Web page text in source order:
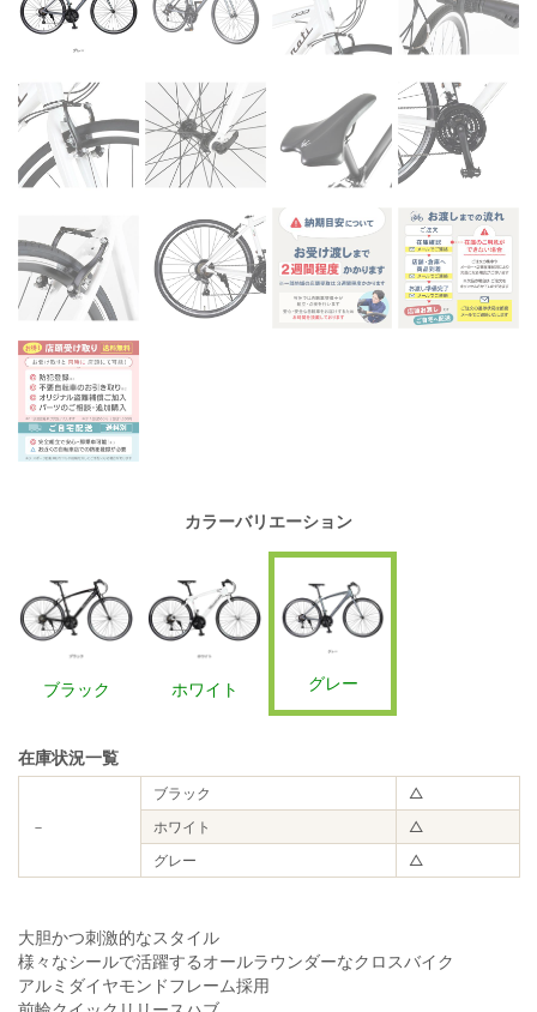
カラーバリエーション
ブラック ホワイト グレー
在庫状況一覧
－
ブラック
△
ホワイト
△
グレー
△
大胆かつ刺激的なスタイル
様々なシールで活躍するオールラウンダーなクロスバイク
アルミダイヤモンドフレーム採用